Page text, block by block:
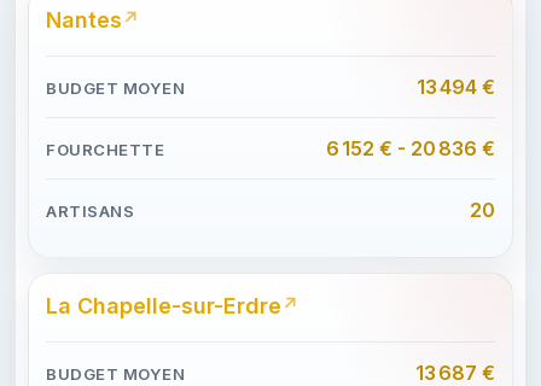
Nantes
13 494 €
6 152 € - 20 836 €
20
La Chapelle-sur-Erdre
13 687 €